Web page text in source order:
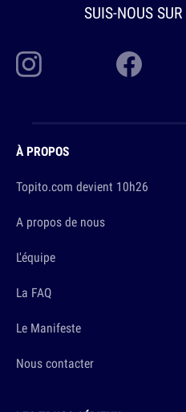
SUIS-NOUS SUR
À PROPOS
Topito.com devient 10h26
A propos de nous
L'équipe
La FAQ
Le Manifeste
Nous contacter